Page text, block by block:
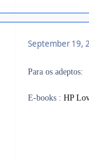
September 19,
Para os adeptos:
E-books : HP